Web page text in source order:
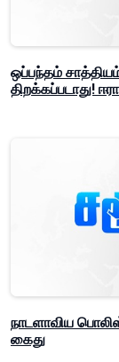
ஒப்பந்தம்
திறக்கப்படாது!
நாடளாவிய
கைது